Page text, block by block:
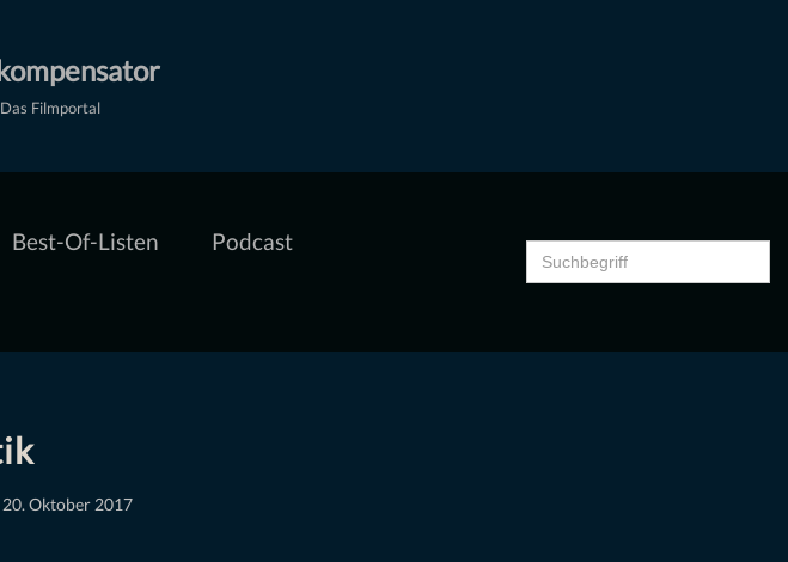
Das Filmportal
Best-Of-Listen
Podcast
Search
for:
20. Oktober 2017